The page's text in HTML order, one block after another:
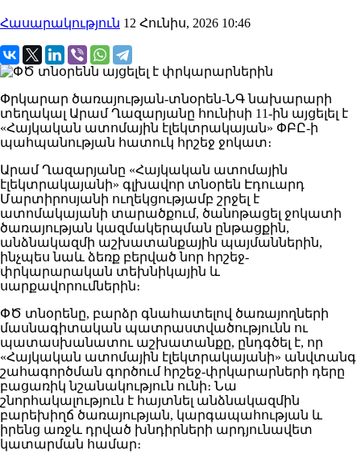
Հասարակություն 12 Հունիս, 2026 10:46
Փրկարար ծառայության-տնօրեն-ՆԳ նախարարի
տեղակալ Արամ Ղազարյանը հունիսի 11-ին այցելել է
«Հայկական ատոմային էլեկտրակայան» ՓԲԸ-ի
պահպանության հատուկ հրշեջ ջոկատ։
Արամ Ղազարյանը «Հայկական ատոմային
էլեկտրակայանի» գլխավոր տնօրեն Էդուարդ
Մարտիրոսյանի ուղեկցությամբ շրջել է
ատոմակայանի տարածքում, ծանոթացել ջոկատի
ծառայության կազմակերպման ընթացքին,
անձնակազմի աշխատանքային պայմաններին,
ինչպես նաև ձեռք բերված նոր հրշեջ-
փրկարարական տեխնիկային և
սարքավորումներին։
ՓԾ տնօրենը, բարձր գնահատելով ծառայողների
մասնագիտական պատրաստվածությունն ու
պատասխանատու աշխատանքը, ընդգծել է, որ
«Հայկական ատոմային էլեկտրակայանի» անվտանգ
շահագործման գործում հրշեջ-փրկարարների դերը
բացառիկ նշանակություն ունի։ Նա
շնորհակալություն է հայտնել անձնակազմին
բարեխիղճ ծառայության, կարգապահության և
իրենց առջև դրված խնդիրների արդյունավետ
կատարման համար։